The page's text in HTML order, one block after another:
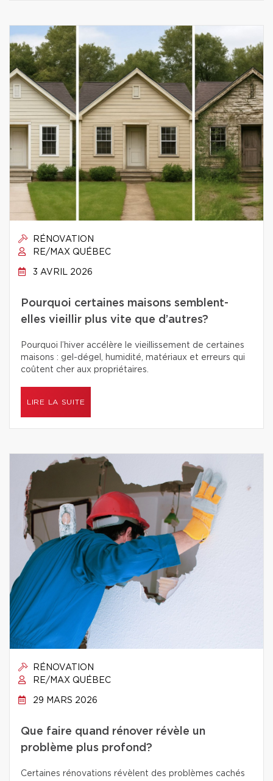
RÉNOVATION
RE/MAX QUÉBEC
3 AVRIL 2026
Pourquoi certaines maisons semblent-
elles vieillir plus vite que d’autres?
Pourquoi l’hiver accélère le vieillissement de certaines
maisons : gel-dégel, humidité, matériaux et erreurs qui
coûtent cher aux propriétaires.
LIRE LA SUITE
RÉNOVATION
RE/MAX QUÉBEC
29 MARS 2026
Que faire quand rénover révèle un
problème plus profond?
Certaines rénovations révèlent des problèmes cachés